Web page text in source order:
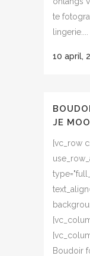
te
lingerie....
10 april,
JE
[vc_row
Boudoir